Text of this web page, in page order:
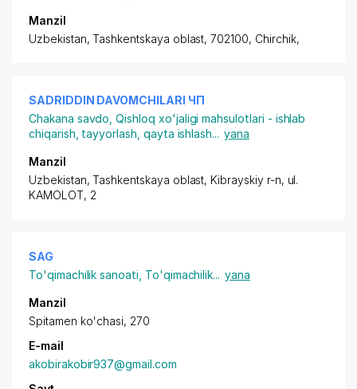
Manzil
Uzbekistan, Tashkentskaya oblast, 702100, Chirchik,
SADRIDDIN DAVOMCHILARI ЧП
Chakana savdo ,Qishloq xo'jaligi mahsulotlari - ishlab
chiqarish, tayyorlash, qayta ishlash... yana
Manzil
Uzbekistan, Tashkentskaya oblast, Kibrayskiy r-n, ul.
KAMOLOT, 2
SAG
To'qimachilik sanoati To'qimachilik... yana
Manzil
Spitamen ko'chasi, 270
E-mail
akobirakobir937@gmail.com